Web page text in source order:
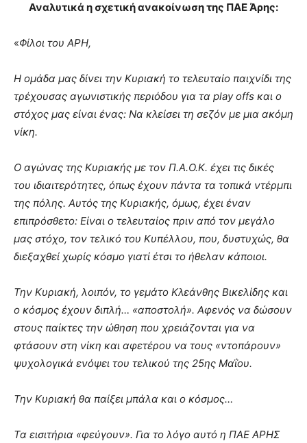
Αναλυτικά η σχετική ανακοίνωση της ΠΑΕ Άρης:
«Φίλοι του ΑΡΗ,
Η ομάδα μας δίνει την Κυριακή το τελευταίο παιχνίδι της
τρέχουσας αγωνιστικής περιόδου για τα play offs και ο
στόχος μας είναι ένας: Να κλείσει τη σεζόν με μια ακόμη
νίκη.
Ο αγώνας της Κυριακής με τον Π.Α.Ο.Κ. έχει τις δικές
του ιδιαιτερότητες, όπως έχουν πάντα τα τοπικά ντέρμπι
της πόλης. Αυτός της Κυριακής, όμως, έχει έναν
επιπρόσθετο: Είναι ο τελευταίος πριν από τον μεγάλο
μας στόχο, τον τελικό του Κυπέλλου, που, δυστυχώς, θα
διεξαχθεί χωρίς κόσμο γιατί έτσι το ήθελαν κάποιοι.
Την Κυριακή, λοιπόν, το γεμάτο Κλεάνθης Βικελίδης και
ο κόσμος έχουν διπλή… «αποστολή». Αφενός να δώσουν
στους παίκτες την ώθηση που χρειάζονται για να
φτάσουν στη νίκη και αφετέρου να τους «ντοπάρουν»
ψυχολογικά ενόψει του τελικού της 25ης Μαΐου.
Την Κυριακή θα παίξει μπάλα και ο κόσμος…
Τα εισιτήρια «φεύγουν». Για το λόγο αυτό η ΠΑΕ ΑΡΗΣ